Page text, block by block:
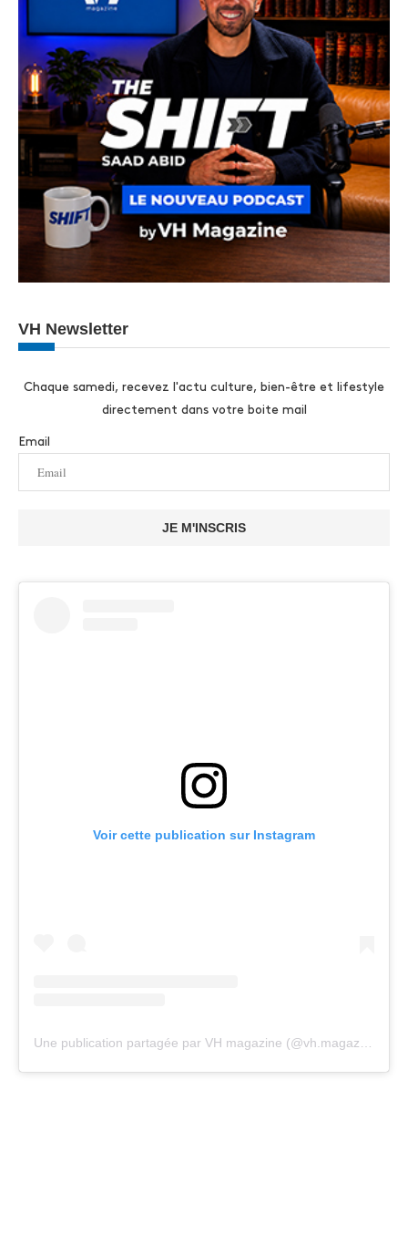
VH Newsletter
Chaque samedi, recevez l'actu culture, bien-être et lifestyle
directement dans votre boite mail
Email
JE M'INSCRIS
Voir cette publication sur Instagram